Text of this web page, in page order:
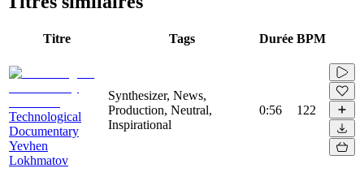
Titre Tags Durée BPM
Technological
Documentary
Yevhen
Lokhmatov
Synthesizer, News,
Production, Neutral,
Inspirational
0:56 122